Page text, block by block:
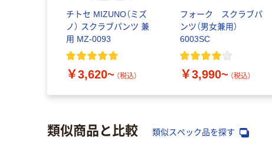
チトセ MIZUNO（ミズ
ノ） スクラブパンツ 兼
用 MZ-0093
￥3,620~ （税込）
フォーク スクラブパ
ンツ（男女兼用）
6003SC
￥3,990~ （税込）
類似商品と比較 類似スペック品を探す